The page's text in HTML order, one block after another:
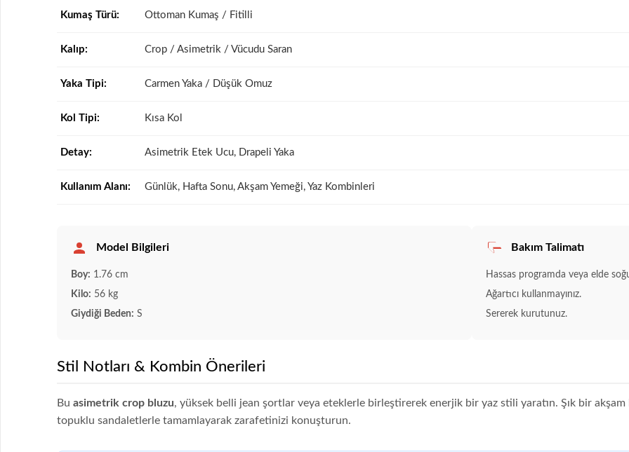
Kumaş Türü: Ottoman Kumaş / Fitilli
Kalıp: Crop / Asimetrik / Vücudu Saran
Yaka Tipi: Carmen Yaka / Düşük Omuz
Kol Tipi: Kısa Kol
Detay: Asimetrik Etek Ucu, Drapeli Yaka
Kullanım Alanı: Günlük, Hafta Sonu, Akşam Yemeği, Yaz Kombinleri
Model Bilgileri
Boy: 1.76 cm
Kilo: 56 kg
Giydiği Beden: S
Bakım Talimatı
Hassas programda veya elde
Ağartıcı kullanmayınız.
Sererek kurutunuz.
Stil Notları & Kombin Önerileri
Buasimetrik crop bluzu, yüksek belli jean şortlar veya eteklerle birleştirerek enerjik bir yaz stili yaratın. Şık bir
topuklu sandaletlerle tamamlayarak zarafetinizi konuşturun.